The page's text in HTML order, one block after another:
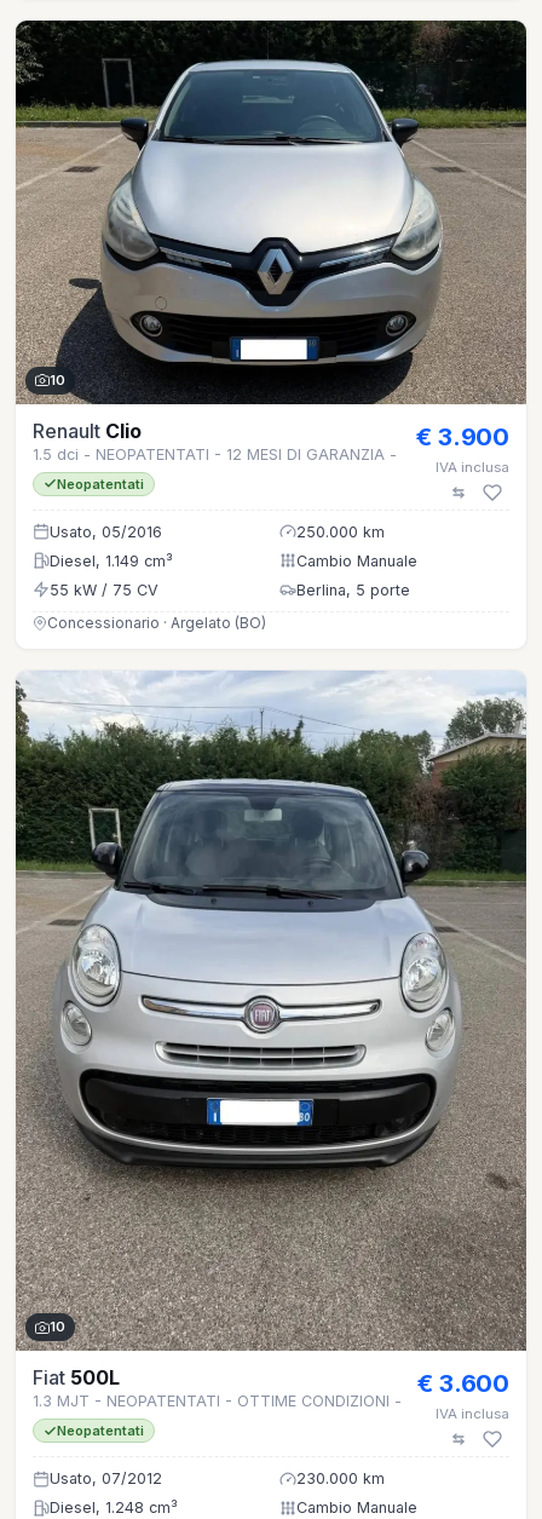
10
Renault Clio
1.5 dci - NEOPATENTATI - 12 MESI DI GARANZIA -
Neopatentati
€ 3.900
IVA inclusa
Usato, 05/2016
250.000 km
Diesel, 1.149 cm³
Cambio Manuale
55 kW / 75 CV
Berlina, 5 porte
Concessionario · Argelato (BO)
10
Fiat 500L
1.3 MJT - NEOPATENTATI - OTTIME CONDIZIONI -
Neopatentati
€ 3.600
IVA inclusa
Usato, 07/2012
230.000 km
Diesel, 1.248 cm³
Cambio Manuale